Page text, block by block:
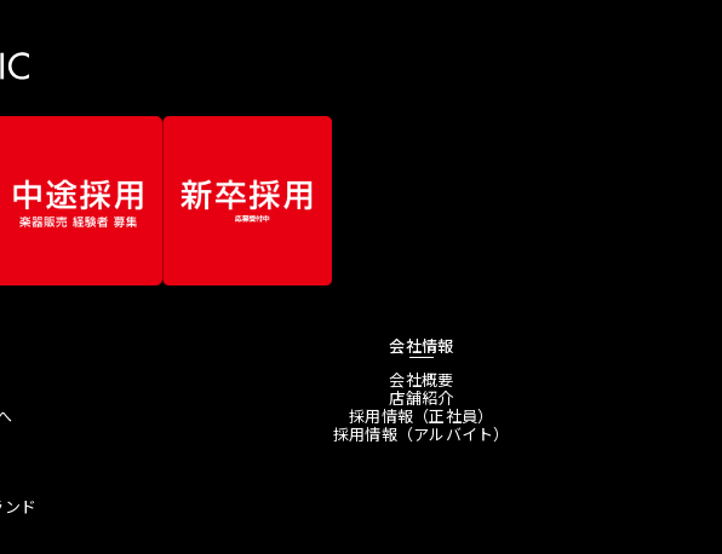
会社情報
会社概要
店舗紹介
採用情報（正社員）
採用情報（アルバイト）
ド